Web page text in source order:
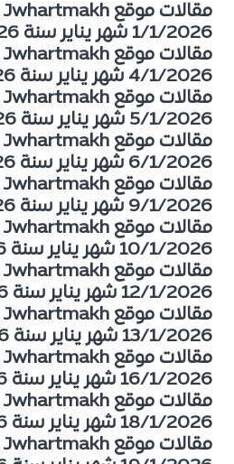
1/1/2026 شهر يناير سنة 2026
4/1/2026 شهر يناير سنة 2026
5/1/2026 شهر يناير سنة 2026
6/1/2026 شهر يناير سنة 2026
9/1/2026 شهر يناير سنة 2026
10/1/2026 شهر يناير سنة 2026
12/1/2026 شهر يناير سنة 2026
13/1/2026 شهر يناير سنة 2026
16/1/2026 شهر يناير سنة 2026
18/1/2026 شهر يناير سنة 2026